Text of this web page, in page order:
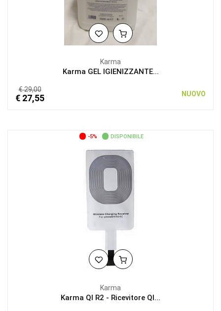
Karma
Karma GEL IGIENIZZANTE...
€ 29,00
€ 27,55 NUOVO
-5% DISPONIBILE
Karma
Karma QI R2 - Ricevitore QI...